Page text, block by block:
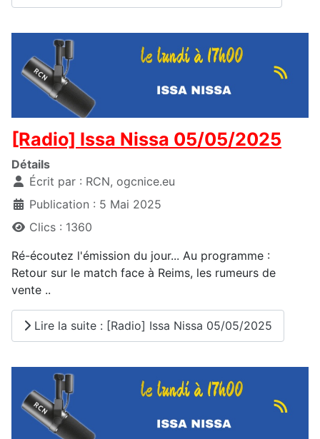
[Radio] Issa Nissa 05/05/2025
Détails
Écrit par : RCN, ogcnice.eu
Publication : 5 Mai 2025
Clics : 1360
Ré-écoutez l'émission du jour... Au programme :
Retour sur le match face à Reims, les rumeurs de
vente ..
Lire la suite : [Radio] Issa Nissa 05/05/2025